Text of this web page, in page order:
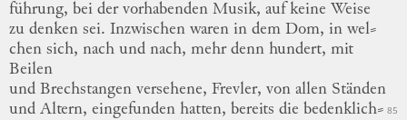
führung, bei der vorhabenden Musik, auf keine Weise
zu denken sei. Inzwischen waren in dem Dom, in wel⸗
chen sich, nach und nach, mehr denn hundert, mit
Beilen
und Brechstangen versehene, Frevler, von allen Ständen
und Altern, eingefunden hatten, bereits die bedenklich⸗ 85